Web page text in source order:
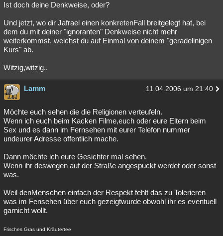
Ist doch deine Denkweise, oder?
Und jetzt, wo dir Jafrael einen konkretenFall breitgelegt hat, bei
dem du mit deiner "ignoranten" Denkweise nicht mehr
weiterkommst, weichst du auf Einmal von deinem "geradelinigen
Kurs" ab.
Witzig,witzig..
Lamm 11.04.2006 um 21:40
Möchte euch sehen die die Religionen verteufeln.
Wenn ich euch beim Kacken Filme,euch oder eure Eltern beim
Sex und es dann im Fernsehen mit eurer Telefon nummer
undeurer Adresse offentlich mache.
Dann möchte ich eure Gesichter mal sehen.
Wenn ihr deswegen auf der Straße angespuckt werdet oder sonst
was.
Weil denMenschen einfach der Respekt fehlt das zu Tolerieren
was im Fensehen über euch gezeigtwurde obwohl ihr es eventuell
garnicht wollt.
Frisches Gras und Kräutertee